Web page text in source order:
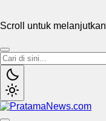
Scroll untuk melanjutkan